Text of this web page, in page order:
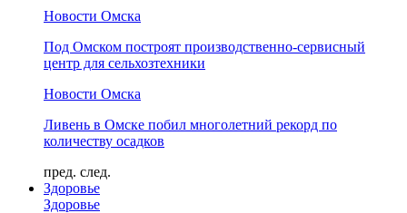
Новости Омска
Под Омском построят производственно-сервисный
центр для сельхозтехники
Новости Омска
Ливень в Омске побил многолетний рекорд по
количеству осадков
пред. след.
Здоровье
Здоровье